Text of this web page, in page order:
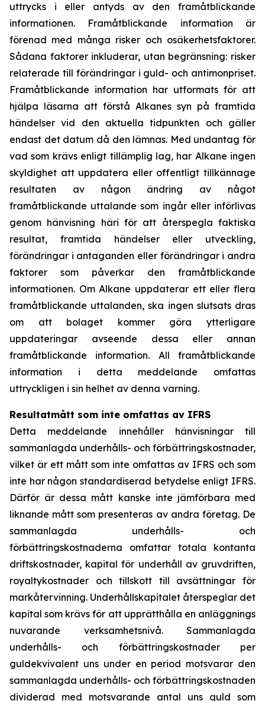
uttrycks i eller antyds av den framåtblickande
informationen. Framåtblickande information är
förenad med många risker och osäkerhetsfaktorer.
Sådana faktorer inkluderar, utan begränsning: risker
relaterade till förändringar i guld- och antimonpriset.
Framåtblickande information har utformats för att
hjälpa läsarna att förstå Alkanes syn på framtida
händelser vid den aktuella tidpunkten och gäller
endast det datum då den lämnas. Med undantag för
vad som krävs enligt tillämplig lag, har Alkane ingen
skyldighet att uppdatera eller offentligt tillkännage
resultaten av någon ändring av något
framåtblickande uttalande som ingår eller införlivas
genom hänvisning häri för att återspegla faktiska
resultat, framtida händelser eller utveckling,
förändringar i antaganden eller förändringar i andra
faktorer som påverkar den framåtblickande
informationen. Om Alkane uppdaterar ett eller flera
framåtblickande uttalanden, ska ingen slutsats dras
om att bolaget kommer göra ytterligare
uppdateringar avseende dessa eller annan
framåtblickande information. All framåtblickande
information i detta meddelande omfattas
uttryckligen i sin helhet av denna varning.
Resultatmått som inte omfattas av IFRS
Detta meddelande innehåller hänvisningar till
sammanlagda underhålls- och förbättringskostnader,
vilket är ett mått som inte omfattas av IFRS och som
inte har någon standardiserad betydelse enligt IFRS.
Därför är dessa mått kanske inte jämförbara med
liknande mått som presenteras av andra företag. De
sammanlagda underhålls- och
förbättringskostnaderna omfattar totala kontanta
driftskostnader, kapital för underhåll av gruvdriften,
royaltykostnader och tillskott till avsättningar för
markåtervinning. Underhållskapitalet återspeglar det
kapital som krävs för att upprätthålla en anläggnings
nuvarande verksamhetsnivå. Sammanlagda
underhålls- och förbättringskostnader per
guldekvivalent uns under en period motsvarar den
sammanlagda underhålls- och förbättringskostnaden
dividerad med motsvarande antal uns guld som